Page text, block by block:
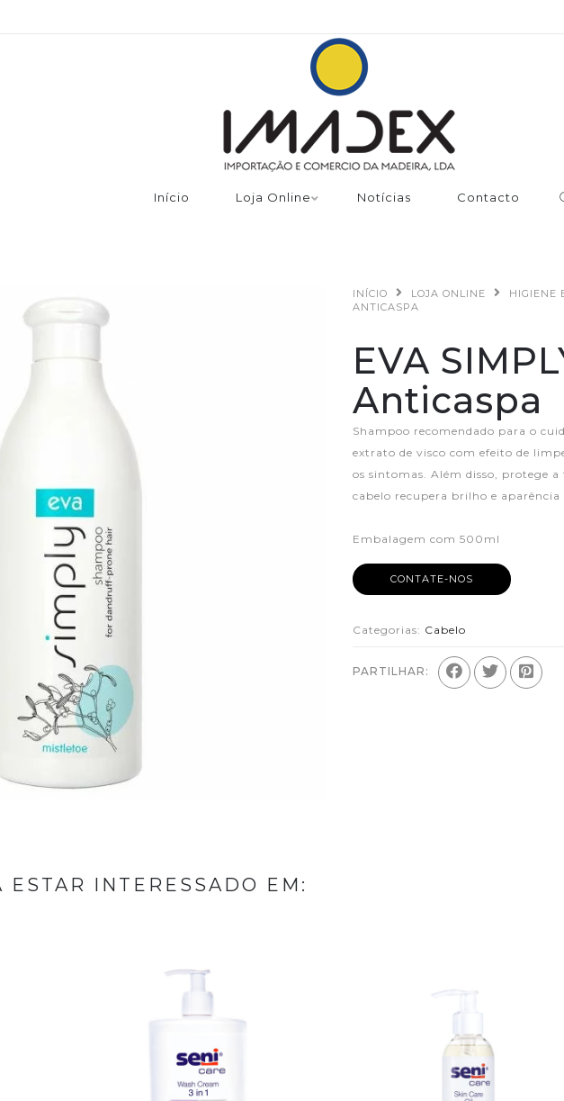
Início Loja Online Notícias Contacto
INÍCIO LOJA ONLINE HIGIENE
ANTICASPA
EVA
Anticaspa
Shampoo recomendado para o
extrato de visco com efeito de
os sintomas. Além disso, protege
cabelo recupera brilho e aparência
Embalagem com 500ml
CONTATE-NOS
Categorias: Cabelo
PARTILHAR:
ESTAR INTERESSADO EM: